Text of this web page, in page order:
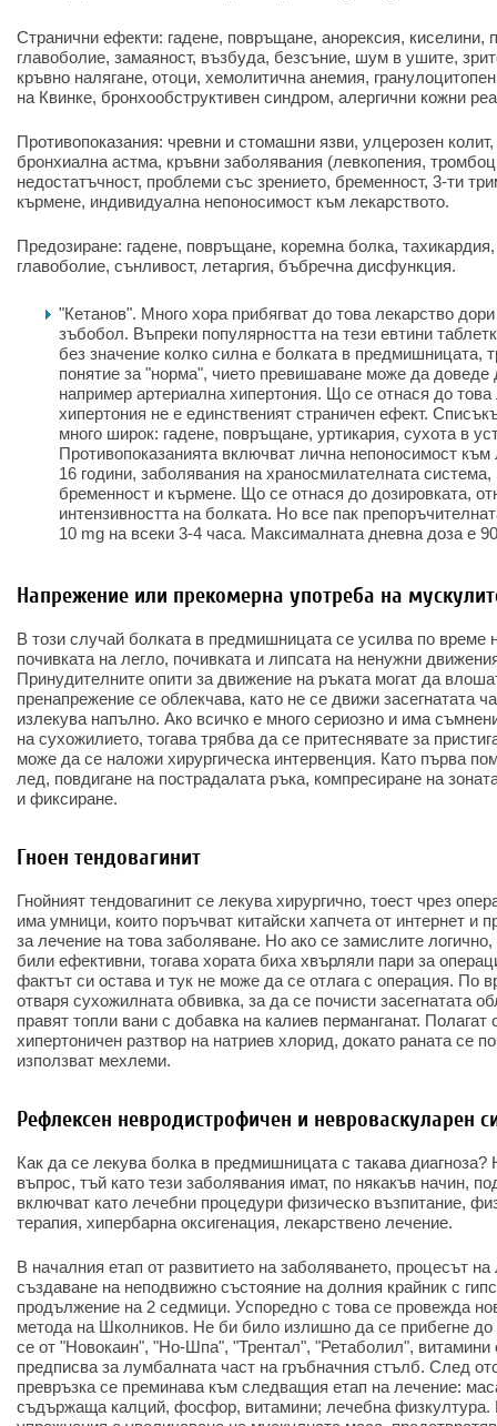
Странични ефекти: гадене, повръщане, анорексия, киселини,
главоболие, замаяност, възбуда, безсъние, шум в ушите,
кръвно налягане, отоци, хемолитична анемия,
на Квинке, бронхообструктивен синдром, алергични кожни
Противопоказания: чревни и стомашни язви, улцерозен
бронхиална астма, кръвни заболявания (левкопения,
недостатъчност, проблеми със зрението, бременност, 3-ти
кърмене, индивидуална непоносимост към лекарството.
Предозиране: гадене, повръщане, коремна болка,
главоболие, сънливост, летаргия, бъбречна дисфункция.
"Кетанов". Много хора прибягват до това лекарство
зъбобол. Въпреки популярността на тези евтини
без значение колко силна е болката в предмишницата,
понятие за "норма", чието превишаване може да
например артериална хипертония. Що се отнася до това
хипертония не е единственият страничен ефект.
много широк: гадене, повръщане, уртикария, сухота в
Противопоказанията включват лична непоносимост към
16 години, заболявания на храносмилателната
бременност и кърмене. Що се отнася до дозировката,
интензивността на болката. Но все пак
10 mg на всеки 3-4 часа. Максималната дневна доза е
Напрежение или прекомерна употреба на
В този случай болката в предмишницата се усилва по време
почивката на легло, почивката и липсата на ненужни
Принудителните опити за движение на ръката могат да
пренапрежение се облекчава, като не се движи засегнатата
излекува напълно. Ако всичко е много сериозно и има
на сухожилието, тогава трябва да се притеснявате за
може да се наложи хирургическа интервенция. Като първа
лед, повдигане на пострадалата ръка, компресиране на
и фиксиране.
Гноен тендовагинит
Гнойният тендовагинит се лекува хирургично, тоест чрез
има умници, които поръчват китайски хапчета от интернет и
за лечение на това заболяване. Но ако се замислите
били ефективни, тогава хората биха хвърляли пари за
фактът си остава и тук не може да се отлага с операция. По
отваря сухожилната обвивка, за да се почисти засегнатата
правят топли вани с добавка на калиев перманганат. Полагат
хипертоничен разтвор на натриев хлорид, докато раната се
използват мехлеми.
Рефлексен невродистрофичен и невроваскуларен
Как да се лекува болка в предмишницата с такава диагноза?
въпрос, тъй като тези заболявания имат, по някакъв начин,
включват като лечебни процедури физическо възпитание,
терапия, хипербарна оксигенация, лекарствено лечение.
В началния етап от развитието на заболяването, процесът
създаване на неподвижно състояние на долния крайник с
продължение на 2 седмици. Успоредно с това се провежда
метода на Школников. Не би било излишно да се прибегне
се от "Новокаин", "Но-Шпа", "Трентал", "Ретаболил", витамини
предписва за лумбалната част на гръбначния стълб. След
превръзка се преминава към следващия етап на лечение:
съдържаща калций, фосфор, витамини; лечебна физкултура.